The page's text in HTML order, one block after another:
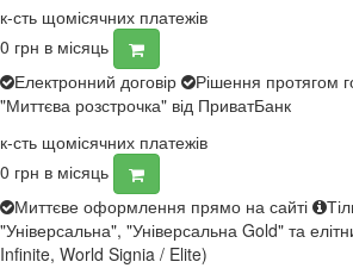
к-сть щомісячних платежів
0 грн в місяць
Електронний договір
Рішення протягом
"Миттєва розстрочка" від ПриватБанк
к-сть щомісячних платежів
0 грн в місяць
Миттєве оформлення прямо на сайті
"Універсальна", "Універсальна Gold" та
Infinite, World Signia / Elite)